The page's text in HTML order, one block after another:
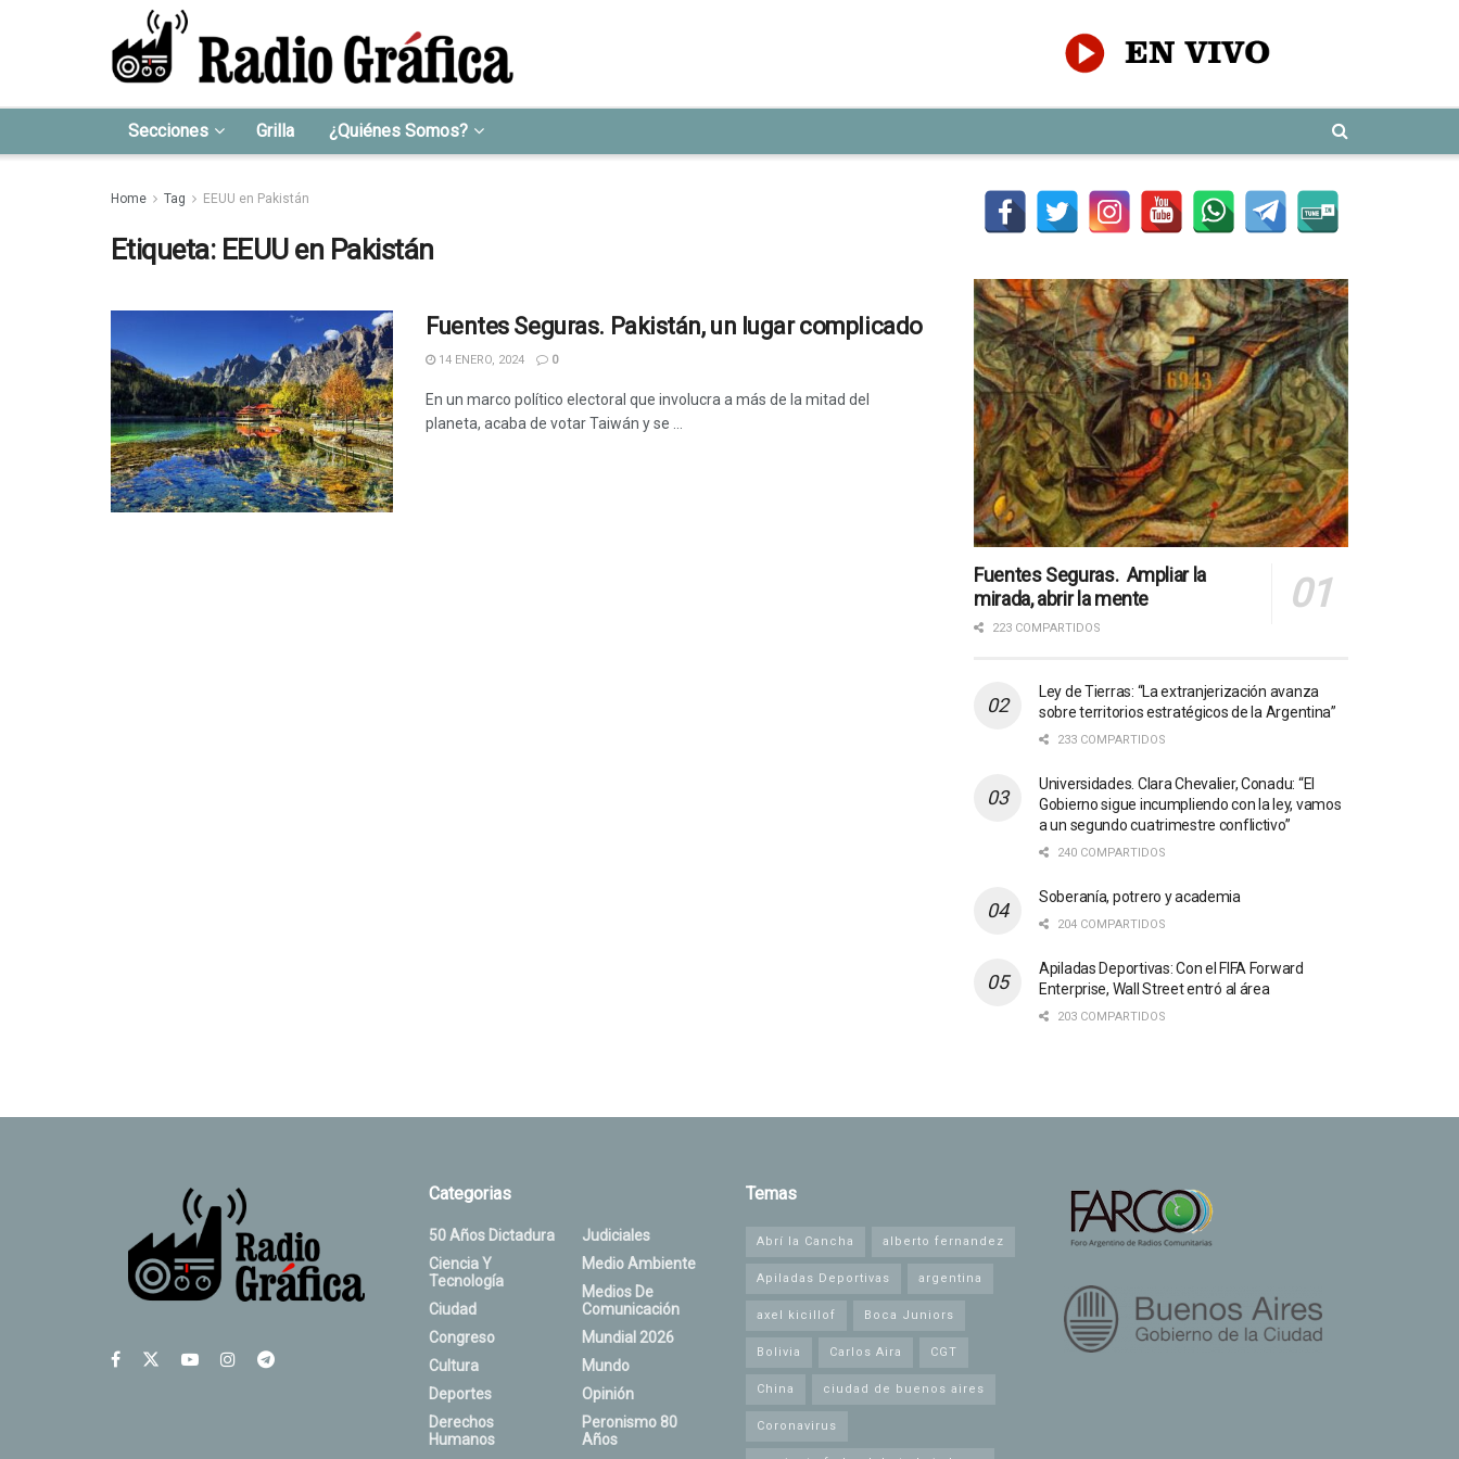
Secciones Grilla ¿Quiénes Somos?
Home Tag EEUU en Pakistán
Etiqueta: EEUU en Pakistán
Fuentes Seguras. Pakistán, un lugar complicado
14 ENERO, 2024 0
En un marco político electoral que involucra a más de la mitad del
planeta, acaba de votar Taiwán y se ...
Fuentes Seguras. Ampliar la
mirada, abrir la mente
223 COMPARTIDOS
Ley de Tierras: “La extranjerización avanza
sobre territorios estratégicos de la Argentina”
233 COMPARTIDOS
Universidades. Clara Chevalier, Conadu: “El
Gobierno sigue incumpliendo con la ley, vamos
a un segundo cuatrimestre conflictivo”
240 COMPARTIDOS
Soberanía, potrero y academia
204 COMPARTIDOS
Apiladas Deportivas: Con el FIFA Forward
Enterprise, Wall Street entró al área
203 COMPARTIDOS
Categorias
50 Años Dictadura
Ciencia Y
Tecnología
Ciudad
Congreso
Cultura
Deportes
Derechos
Humanos
Judiciales
Medio Ambiente
Medios De
Comunicación
Mundial 2026
Mundo
Opinión
Peronismo 80
Años
Temas
Abrí la Cancha alberto fernandez
Apiladas Deportivas argentina
axel kicillof Boca Juniors
Bolivia Carlos Aira CGT
China ciudad de buenos aires
Coronavirus